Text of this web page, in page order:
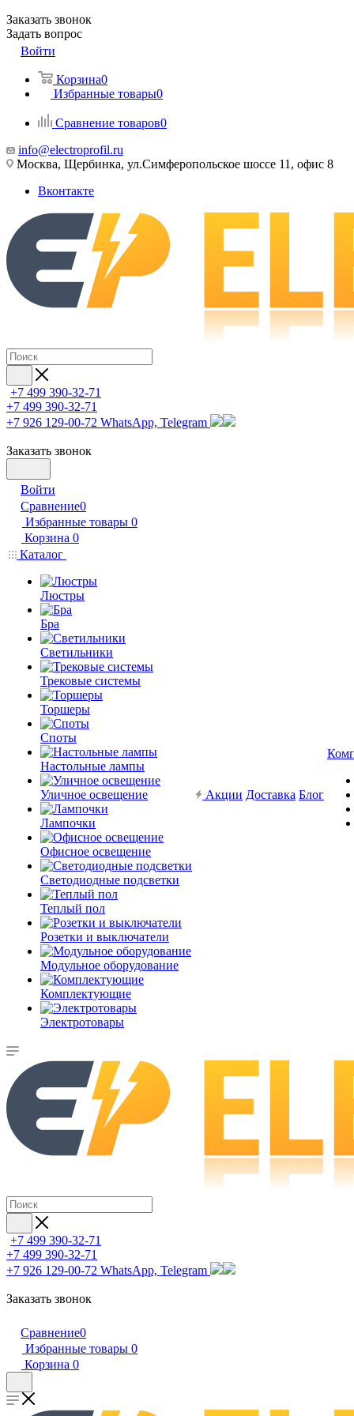
Заказать звонок
Задать вопрос
Войти
Корзина0
Избранные товары0
Сравнение товаров0
info@electroprofil.ru
Москва, Щербинка, ул.Симферопольское шоссе 11, офис 8
Вконтакте
+7 499 390-32-71
+7 499 390-32-71
+7 926 129-00-72 WhatsApp, Telegram
Заказать звонок
Войти
Сравнение0
Избранные товары 0
Корзина 0
Каталог
Люстры
Бра
Светильники
Трековые системы
Торшеры
Споты
Настольные лампы
Уличное освещение
Лампочки
Офисное освещение
Светодиодные подсветки
Теплый пол
Розетки и выключатели
Модульное оборудование
Комплектующие
Электротовары
Акции Доставка Блог
+7 499 390-32-71
+7 499 390-32-71
+7 926 129-00-72 WhatsApp, Telegram
Заказать звонок
Сравнение0
Избранные товары 0
Корзина 0